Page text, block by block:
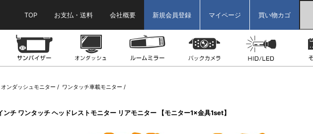
TOP
お支払・送料 会社概要 新規会員登録 マイページ 買い物カゴ
ニター
ヘッドレストモニターサンバイザーモニターオンダッシュモニタールームミラーモニターバックカメラ HID/LED
オンダッシュモニター ワンタッチ車載モニター
ンチ ワンタッチ ヘッドレストモニター リアモニター 【モニター1×金具1set】